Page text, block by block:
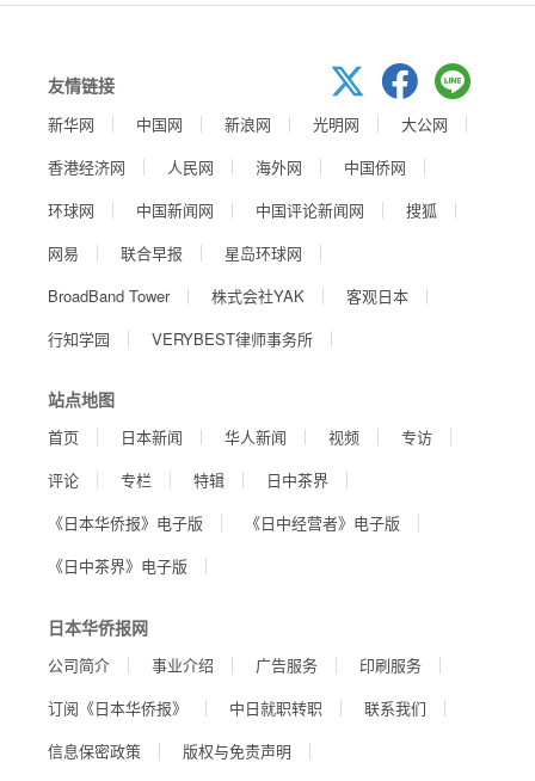
友情链接
新华网 中国网 新浪网 光明网
大公网
香港经济网
人民网 海外网
中国侨网
环球网
中国新闻网 中国评论新闻网
搜狐
网易
联合早报
星岛环球网
BroadBand Tower
株式会社YAK
客观日本
行知学园
VERYBEST律师事务所
站点地图
首页 日本新闻 华人新闻 视频
专访
评论
专栏 特辑
日中茶界
《日本华侨报》电子版
《日中经营者》电子版
《日中茶界》电子版
日本华侨报网
公司简介 事业介绍 广告服务
印刷服务
订阅《日本华侨报》
中日就职转职
联系我们
信息保密政策
版权与免责声明